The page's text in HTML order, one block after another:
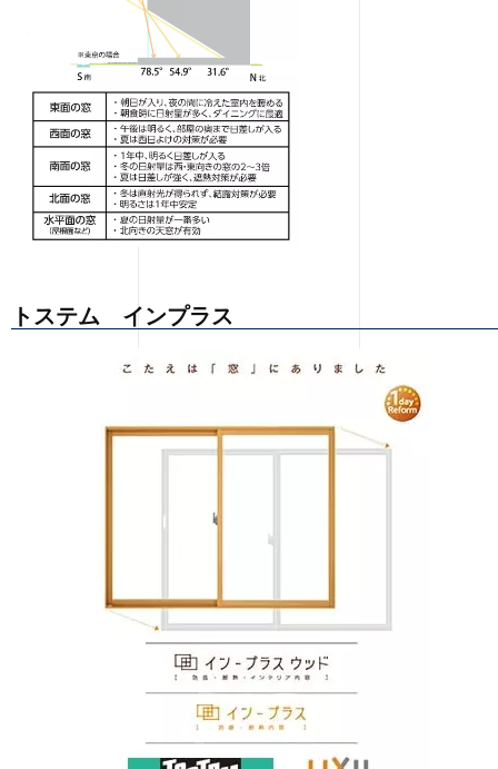
トステム インプラス